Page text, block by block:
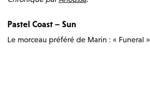
Pastel Coast – Sun
Le morceau préféré de Marin : « Funeral »